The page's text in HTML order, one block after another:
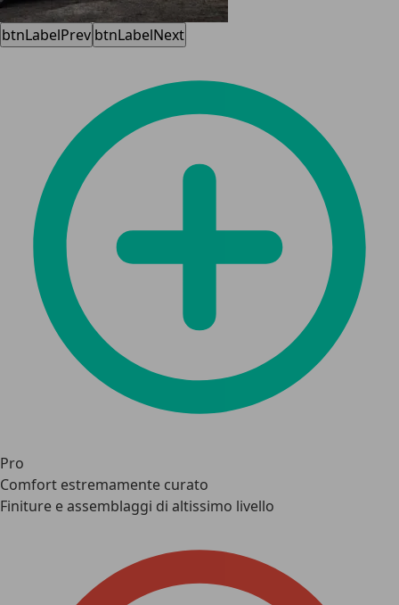
btnLabelPrev btnLabelNext
Pro
Comfort estremamente curato
Finiture e assemblaggi di altissimo livello